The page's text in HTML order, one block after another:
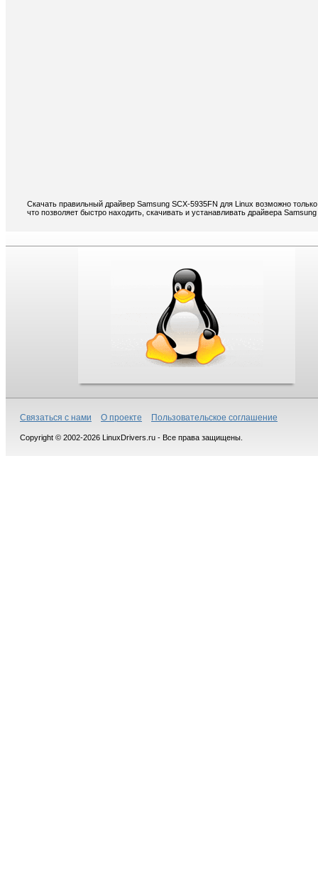
Скачать правильный драйвер Samsung SCX-5935FN для Linux возможно
что позволяет быстро находить, скачивать и устанавливать драйвера
Связаться с нами О проекте Пользовательское соглашение
Copyright © 2002-2026 LinuxDrivers.ru - Все права защищены.